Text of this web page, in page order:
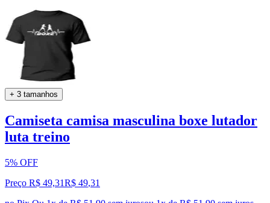
+ 3 tamanhos
Camiseta camisa masculina boxe lutador
luta treino
5% OFF
Preço R$ 49,31R$ 49,31